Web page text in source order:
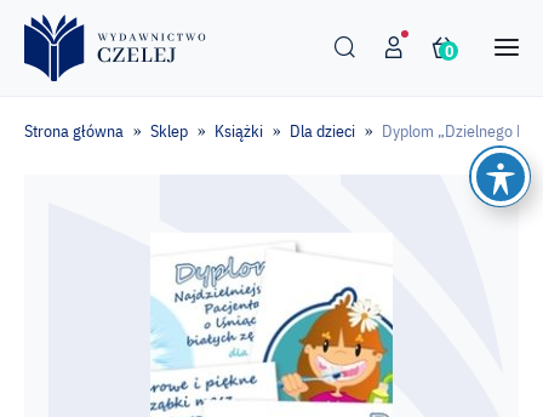
0
Strona główna » Sklep » Książki » Dla dzieci » Dyplom „Dzielnego